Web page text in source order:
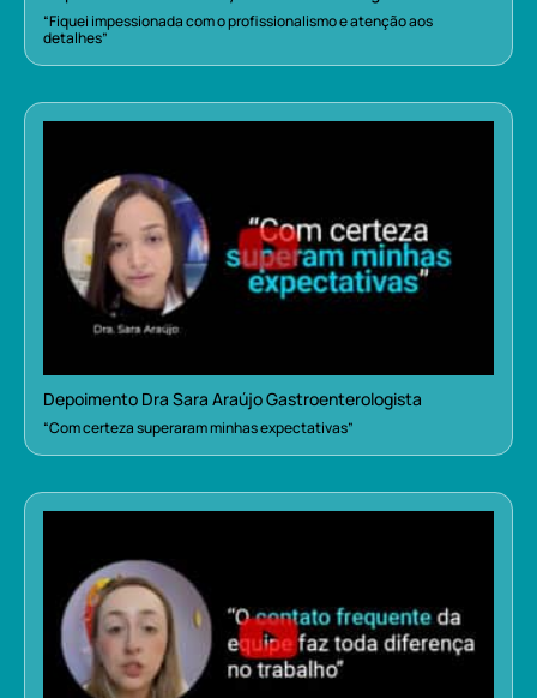
“Fiquei impessionada com o profissionalismo e atenção aos
detalhes”
Depoimento Dra Sara Araújo Gastroenterologista
“Com certeza superaram minhas expectativas”